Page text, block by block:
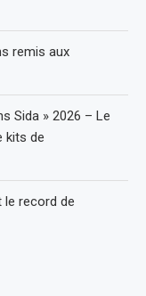
remis aux
Sida » 2026 – Le
kits de
le record de